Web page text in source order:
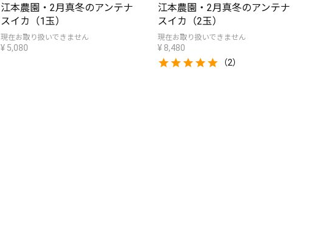
江本農園・2月真冬のアンテナ
スイカ（1玉）
現在お取り扱いできません
¥ 5,080
江本農園・2月真冬のアンテナ
スイカ（2玉）
現在お取り扱いできません
¥ 8,480
（2）